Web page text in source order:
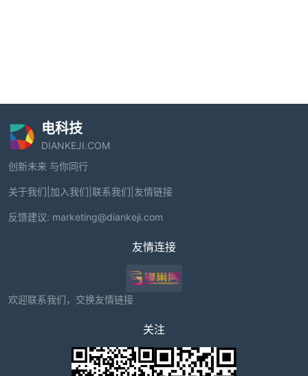
电科技
DIANKEJI.COM
创新未来 与你同行
关于我们 加入我们 联系我们 友情链接
反馈建议: marketing@diankeji.com
友情连接
欢迎联系我们，交换友情链接
关注